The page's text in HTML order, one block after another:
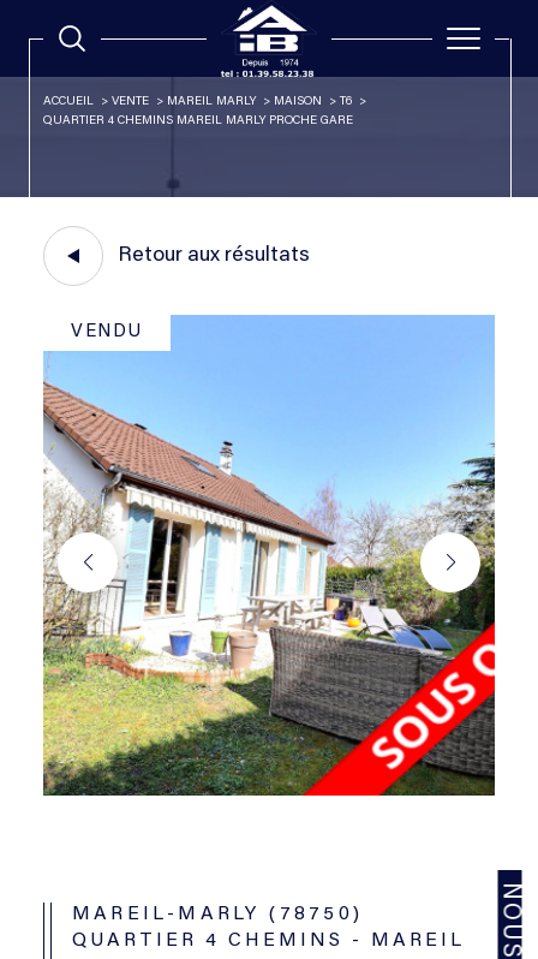
ACCUEIL VENTE MAREIL MARLY MAISON
T6
QUARTIER 4 CHEMINS MAREIL MARLY PROCHE GARE
Retour aux résultats
VENDU
MAREIL-MARLY (78750)
QUARTIER 4 CHEMINS - MAREIL